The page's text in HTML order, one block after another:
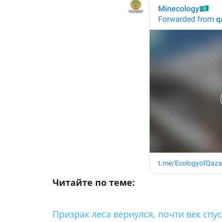
Читайте по теме:
Призрак леса вернулся, почти век